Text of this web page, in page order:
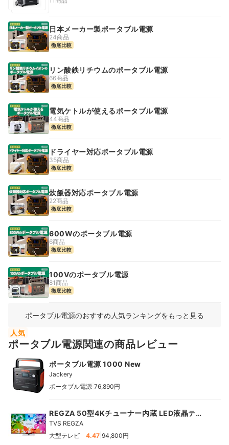
日本メーカー製ポータブル電源
24商品
徹底比較
リン酸鉄リチウムのポータブル電源
66商品
徹底比較
電気ケトルが使えるポータブル電源
44商品
徹底比較
ドライヤー対応ポータブル電源
35商品
徹底比較
炊飯器対応ポータブル電源
22商品
徹底比較
600Wのポータブル電源
6商品
徹底比較
100Vのポータブル電源
81商品
徹底比較
ポータブル電源のおすすめ人気ランキングをもっと見る
人気
ポータブル電源関連の商品レビュー
ポータブル電源 1000 New
Jackery
ポータブル電源 76,890円
REGZA 50型4Kチューナー内蔵 LED液晶テレ
ビ
TVS REGZA
大型テレビ
4.47 94,800円